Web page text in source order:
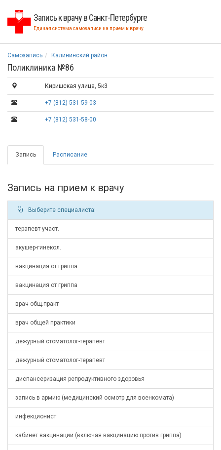
Запись к врачу в Санкт-Петербурге
Единая система самозаписи на прием к врачу
Самозапись Калининский район
Поликлиника №86
Киришская улица, 5к3
+7 (812) 531-59-03
+7 (812) 531-58-00
Запись Расписание
Запись на прием к врачу
Выберите специалиста:
терапевт участ.
акушер-гинекол.
вакцинация от гриппа
вакцинация от гриппа
врач общ.практ
врач общей практики
дежурный стоматолог-терапевт
дежурный стоматолог-терапевт
диспансеризация репродуктивного здоровья
запись в армию (медицинский осмотр для военкомата)
инфекционист
кабинет вакцинации (включая вакцинацию против гриппа)